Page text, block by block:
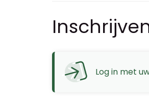
Log in met